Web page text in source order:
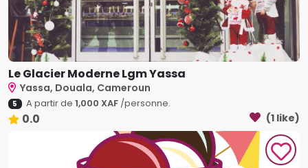
Le Glacier Moderne Lgm Yassa
Yassa, Douala, Cameroun
5 A partir de 1,000 XAF/personne.
0.0 (1 like)